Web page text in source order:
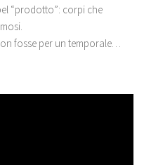
“prodotto”: corpi che
fosse per un temporale…